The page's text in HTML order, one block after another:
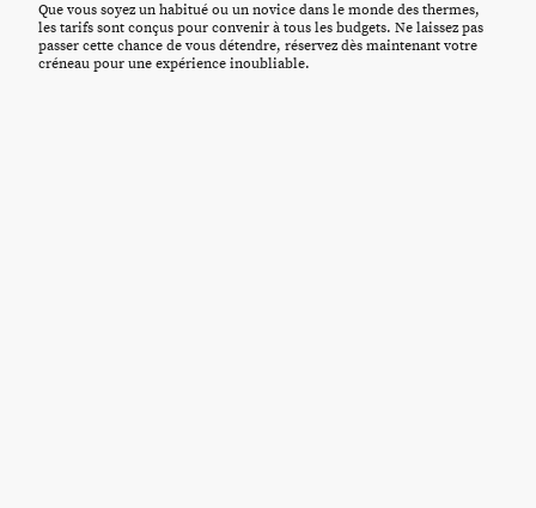
Que vous soyez un habitué ou un novice dans le monde des thermes,
les tarifs sont conçus pour convenir à tous les budgets. Ne laissez pas
passer cette chance de vous détendre, réservez dès maintenant votre
créneau pour une expérience inoubliable.